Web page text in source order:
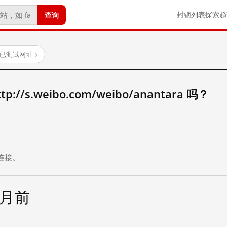
查询 封锁列表探索
测试网址→
s.weibo.com/weibo/anantara 吗？
。
前